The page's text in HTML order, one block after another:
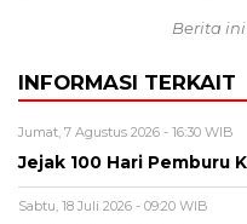
Berita
INFORMASI TERKAIT
Jumat, 7 Agustus 2026 - 16:30 WIB
Jejak 100 Hari Pemburu
Sabtu, 18 Juli 2026 - 09:20 WIB